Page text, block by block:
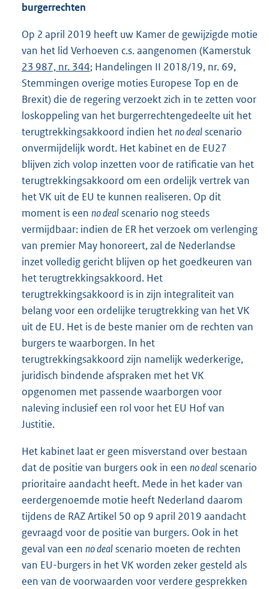
burgerrechten
Op 2 april 2019 heeft uw Kamer de gewijzigde motie
van het lid Verhoeven c.s. aangenomen (Kamerstuk
23 987, nr. 344; Handelingen II 2018/19, nr. 69,
Stemmingen overige moties Europese Top en de
Brexit) die de regering verzoekt zich in te zetten voor
loskoppeling van het burgerrechtengedeelte uit het
terugtrekkingsakkoord indien het no dealscenario
onvermijdelijk wordt. Het kabinet en de EU27
blijven zich volop inzetten voor de ratificatie van het
terugtrekkingsakkoord om een ordelijk vertrek van
het VK uit de EU te kunnen realiseren. Op dit
moment is een no dealscenario nog steeds
vermijdbaar: indien de ER het verzoek om verlenging
van premier May honoreert, zal de Nederlandse
inzet volledig gericht blijven op het goedkeuren van
het terugtrekkingsakkoord. Het
terugtrekkingsakkoord is in zijn integraliteit van
belang voor een ordelijke terugtrekking van het VK
uit de EU. Het is de beste manier om de rechten van
burgers te waarborgen. In het
terugtrekkingsakkoord zijn namelijk wederkerige,
juridisch bindende afspraken met het VK
opgenomen met passende waarborgen voor
naleving inclusief een rol voor het EU Hof van
Justitie.
Het kabinet laat er geen misverstand over bestaan
dat de positie van burgers ook in een no dealscenario
prioritaire aandacht heeft. Mede in het kader van
eerdergenoemde motie heeft Nederland daarom
tijdens de RAZ Artikel 50 op 9 april 2019 aandacht
gevraagd voor de positie van burgers. Ook in het
geval van een no dealscenario moeten de rechten
van EU-burgers in het VK worden zeker gesteld als
een van de voorwaarden voor verdere gesprekken